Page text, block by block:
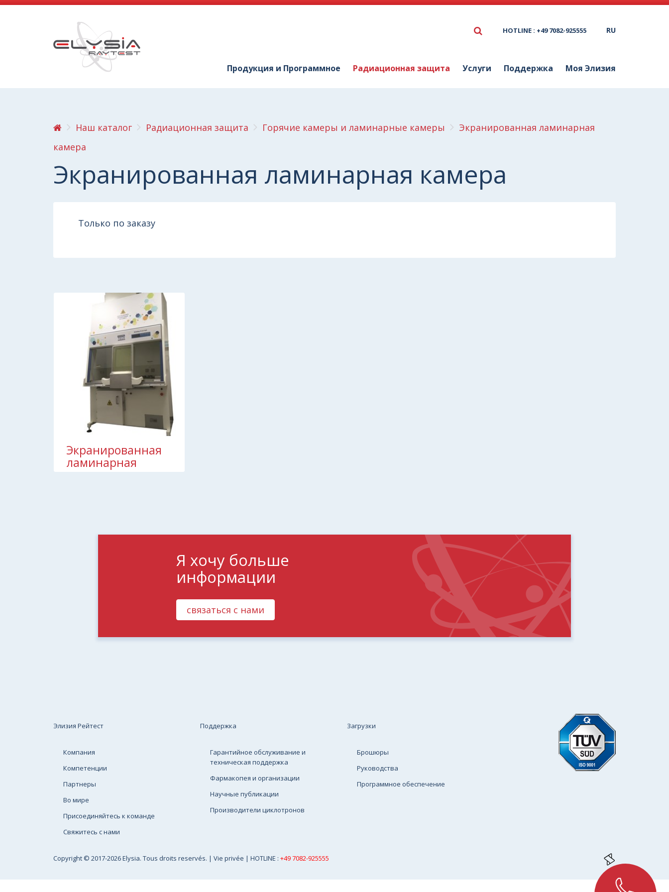
HOTLINE : +49 7082-925555 RU
Продукция и Программное Радиационная защита Услуги Поддержка Моя Элизия
Наш каталог Радиационная защита Горячие камеры и ламинарные камеры
Экранированная ламинарная
камера
Экранированная ламинарная камера
Только по заказу
Экранированная
ламинарная
Я хочу больше
информации
связаться с нами
Элизия Рейтест
Компания
Компетенции
Партнеры
Во мире
Присоединяйтесь к команде
Свяжитесь с нами
Поддержка
Гарантийное обслуживание и
техническая поддержка
Фармакопея и организации
Научные публикации
Производители циклотронов
Загрузки
Брошюры
Руководства
Программное обеспечение
Copyright © 2017-2026 Elysia. Tous droits reservés. | Vie privée | HOTLINE : +49 7082-925555